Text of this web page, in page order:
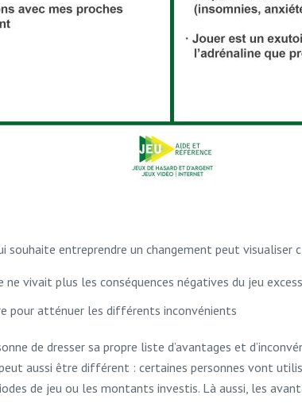
souhaite entreprendre un changement peut visualiser
ne vivait plus les conséquences négatives du jeu
pour atténuer les différents inconvénients
de dresser sa propre liste d’avantages et
aussi être différent : certaines personnes vont
de jeu ou les montants investis. Là aussi, les